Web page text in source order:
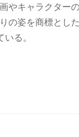
やキャラクター
の姿を商標とし
る。